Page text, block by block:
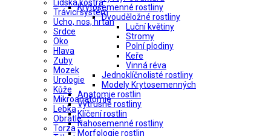
Lidská kostra
Trávicí systém
Ucho, nos, hrtan
Srdce
Oko
Hlava
Zuby
Mozek
Urologie
Kůže
Mikroanatomie
Lebka
Obratle
Torza
Krytosemenné rostliny
Dvouděložné rostliny
Luční květiny
Stromy
Polní plodiny
Keře
Vinná réva
Jednoklíčnolisté rostliny
Modely Krytosemenných
Anatomie rostlin
Výtrusné rostliny
Klíčení rostlin
Nahosemenné rostliny
Morfologie rostlin